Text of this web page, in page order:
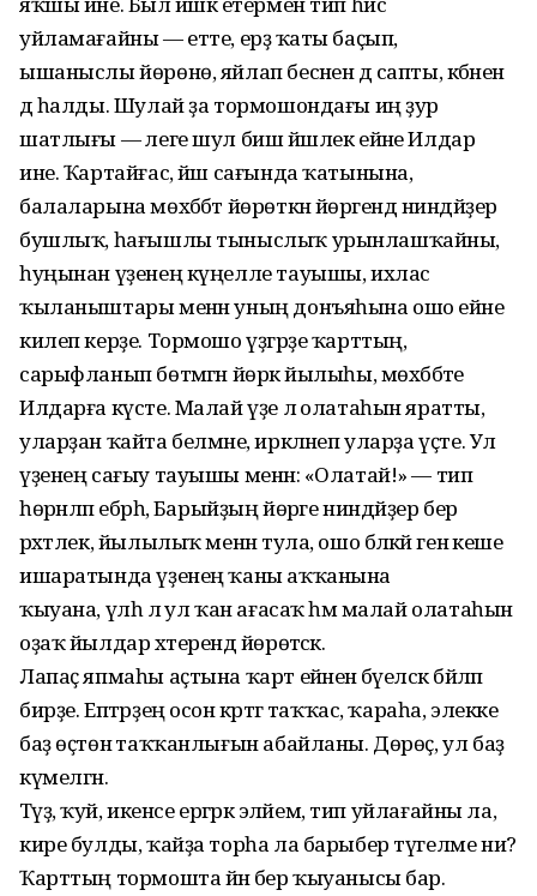
уйламағайны — етте, ерҙә ҡаты баҫып,
ышаныслы йөрөнө, яйлап бесәнен дә сапты, кәбәнен
дә һалды. Шулай ҙа тормошондағы иң ҙур
шатлығы — әлеге шул биш йәшлек ейәне Илдар
ине. Ҡартайғас, йәш сағында ҡатынына,
балаларына мөхәббәт йөрөткән йөрәгендә ниндәйҙер
бушлыҡ, һағышлы тыныслыҡ урынлашҡайны,
һуңынан үҙенең күңелле тауышы, ихлас
ҡыланыштары менән уның донъяһына ошо ейәне
килеп керҙе. Тормошо үҙгәрҙе ҡарттың,
сарыфланып бөтмәгән йөрәк йылыһы, мөхәббәте
Илдарға күсте. Малай үҙе лә олатаһын яратты,
уларҙан ҡайта белмәне, иркәләнеп уларҙа үҫте. Ул
үҙенең сағыу тауышы менән: «Олатай!» — тип
һөрәнләп ебәрһә, Барыйҙың йөрәге ниндәйҙер бер
рәхәтлек, йылылыҡ менән тула, ошо бәләкәй генә кеше
ишаратында үҙенең ҡаны аҡҡанына
ҡыуана, үлһә лә ул ҡан ағасаҡ һәм малай олатаһын
оҙаҡ йылдар хәтерендә йөрөтәсәк.
Лапаҫ япмаһы аҫтына ҡарт ейәненә бәүелсәк бәйләп
бирҙе. Ептәрҙең осон кәртәгә таҡҡас, ҡараһа, элекке
баҙ өҫтөнә таҡҡанлығын абайланы. Дөрөҫ, ул баҙ
күмелгән.
Тәүҙә, ҡуй, икенсе ергәрәк эләйем, тип уйлағайны ла,
кире булды, ҡайҙа торһа ла барыбер түгелме ни?
Ҡарттың тормошта йәнә бер ҡыуанысы бар.